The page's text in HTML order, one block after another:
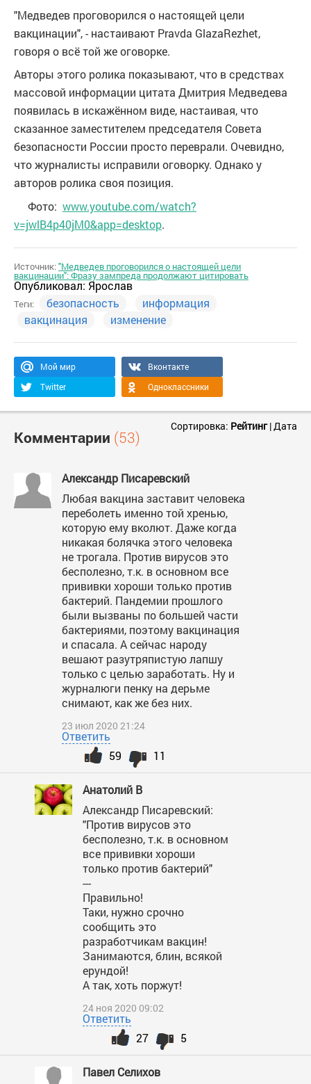
"Медведев проговорился о настоящей цели
вакцинации", - настаивают Pravda GlazaRezhet,
говоря о всё той же оговорке.
Авторы этого ролика показывают, что в средствах
массовой информации цитата Дмитрия Медведева
появилась в искажённом виде, настаивая, что
сказанное заместителем председателя Совета
безопасности России просто переврали. Очевидно,
что журналисты исправили оговорку. Однако у
авторов ролика своя позиция.
Фото: www.youtube.com/watch?
v=jwlB4p40jM0&app=desktop.
Источник:"Медведев проговорился о настоящей цели
вакцинации": Фразу зампреда продолжают цитировать
Опубликовал: Ярослав
Теги: безопасность
информация
вакцинация
изменение
Мой мир
Вконтакте
Twitter
Одноклассники
Комментарии (53)
Сортировка: Рейтинг|Дата
Александр Писаревский
Любая вакцина заставит человека
переболеть именно той хренью,
которую ему вколют. Даже когда
никакая болячка этого человека
не трогала. Против вирусов это
бесполезно, т.к. в основном все
прививки хороши только против
бактерий. Пандемии прошлого
были вызваны по большей части
бактериями, поэтому вакцинация
и спасала. А сейчас народу
вешают разутряпистую лапшу
только с целью заработать. Ну и
журналюги пенку на дерьме
снимают, как же без них.
23 июл 2020 21:24
Ответить
11
59
Анатолий В
Александр Писаревский:
"Против вирусов это
бесполезно, т.к. в основном
все прививки хороши
только против бактерий"
---
Правильно!
Таки, нужно срочно
сообщить это
разработчикам вакцин!
Занимаются, блин, всякой
ерундой!
А так, хоть поржут!
24 ноя 2020 09:02
Ответить
5
27
Павел Селихов